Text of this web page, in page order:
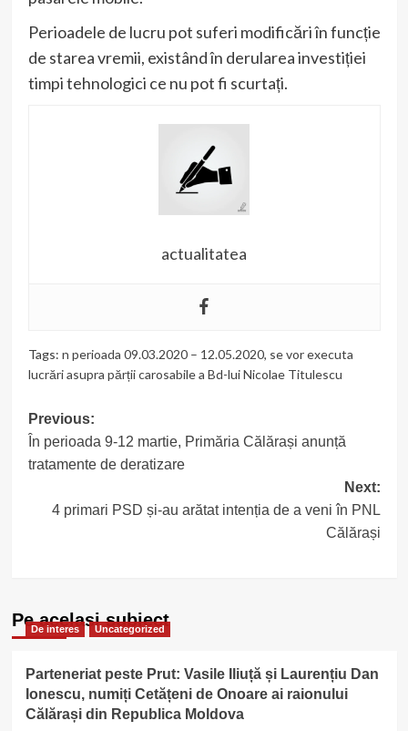
Perioadele de lucru pot suferi modificări în funcție
de starea vremii, existând în derularea investiției
timpi tehnologici ce nu pot fi scurtați.
actualitatea
Tags: n perioada 09.03.2020 – 12.05.2020, se vor executa
lucrări asupra părții carosabile a Bd-lui Nicolae Titulescu
Post
navigation
Previous:
În perioada 9-12 martie, Primăria Călărași anunță
tratamente de deratizare
Next:
4 primari PSD și-au arătat intenția de a veni în PNL
Călărași
Pe acelasi subiect
De interes Uncategorized
Parteneriat peste Prut: Vasile Iliuță și Laurențiu Dan
Ionescu, numiți Cetățeni de Onoare ai raionului
Călărași din Republica Moldova